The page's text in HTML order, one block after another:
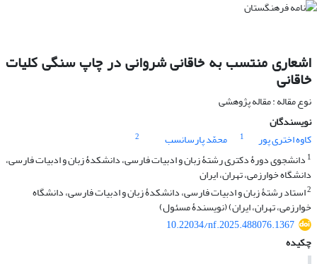
اشعاری منتسب به خاقانی شروانی در چاپ سنگی کلیات
خاقانی
نوع مقاله : مقاله پژوهشی
نویسندگان
کاوه اختری پور
1 محمّد پارسانسب
2
1 دانشجوی دورۀ دکتری رشتۀ زبان و ادبیات فارسی، دانشکدۀ زبان و ادبیات فارسی،
دانشگاه خوارزمی، تهران، ایران
2استاد رشتۀ زبان و ادبیات فارسی، دانشکدۀ زبان و ادبیات فارسی، دانشگاه
خوارزمی، تهران، ایران) (نویسندۀ مسئول)
10.22034/nf.2025.488076.1367
چکیده